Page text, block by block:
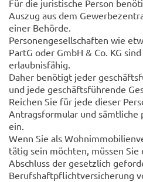
Für die juristische Person
Auszug aus dem
einer Behörde.
Personengesellschaften wie
PartG oder GmbH & Co. KG
erlaubnisfähig.
Daher benötigt jeder
und jede geschäftsführende
Reichen Sie für jede dieser
Antragsformular und sämtliche
ein.
Wenn Sie als
tätig sein möchten, müssen Sie
Abschluss der gesetzlich
Berufshaftpflichtversicherung